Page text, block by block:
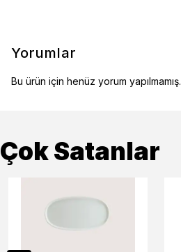
Yorumlar
Bu ürün için henüz yorum yapılmamış.
Çok Satanlar